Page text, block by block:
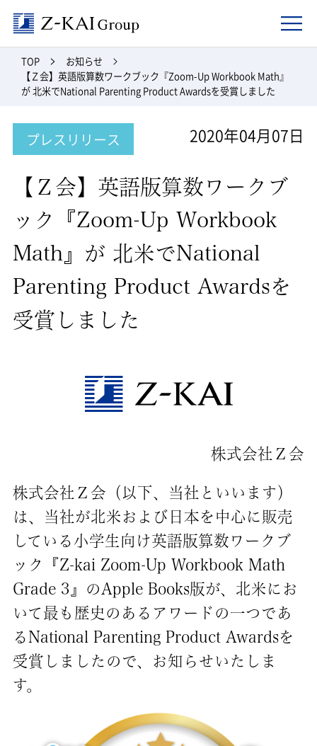
TOP
お知らせ
【Ｚ会】英語版算数ワークブック『Zoom-Up Workbook Math』
が 北米でNational Parenting Product Awardsを受賞しました
プレスリリース 2020年04月07日
【Ｚ会】英語版算数ワークブ
ック『Zoom-Up Workbook
Math』が 北米でNational
Parenting Product Awardsを
受賞しました
株式会社Ｚ会
株式会社Ｚ会（以下、当社といいます）
は、当社が北米および日本を中心に販売
している小学生向け英語版算数ワークブ
ック『Z-kai Zoom-Up Workbook Math
Grade 3』のApple Books版が、北米にお
いて最も歴史のあるアワードの一つであ
るNational Parenting Product Awardsを
受賞しましたので、お知らせいたしま
す。